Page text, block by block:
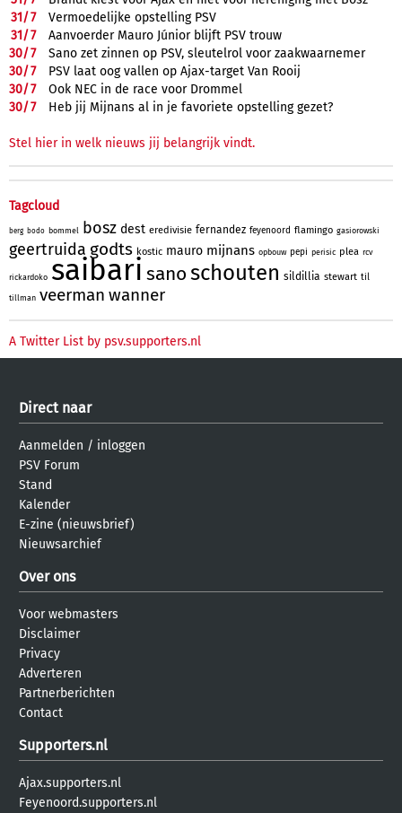
31/7
Vermoedelijke opstelling PSV
31/7
Aanvoerder Mauro Júnior blijft PSV trouw
30/7
Sano zet zinnen op PSV, sleutelrol voor zaakwaarnemer
30/7
PSV laat oog vallen op Ajax-target Van Rooij
30/7
Ook NEC in de race voor Drommel
30/7 Heb jij Mijnans al in je favoriete opstelling gezet?
Stel hier in welk nieuws jij belangrijk vindt.
Tagcloud
berg bodo bommel bosz dest eredivisie fernandez feyenoord flamingo gasiorowski
geertruida godts kostic mauro mijnans opbouw pepi perisic plea rcv
rickardoko saibari sanoschouten sildillia stewart til
tillman veerman wanner
A Twitter List by psv.supporters.nl
Direct naar
Aanmelden / inloggen
PSV Forum
Stand
Kalender
E-zine (nieuwsbrief)
Nieuwsarchief
Over ons
Voor webmasters
Disclaimer
Privacy
Adverteren
Partnerberichten
Contact
Supporters.nl
Ajax.supporters.nl
Feyenoord.supporters.nl